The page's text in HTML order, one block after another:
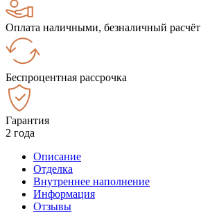
Оплата наличными, безналичный расчёт
Беспроцентная рассрочка
Гарантия
2 года
Описание
Отделка
Внутреннее наполнение
Информация
Отзывы